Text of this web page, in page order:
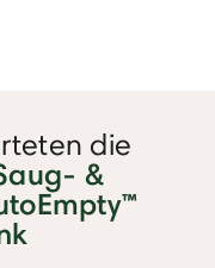
die
&